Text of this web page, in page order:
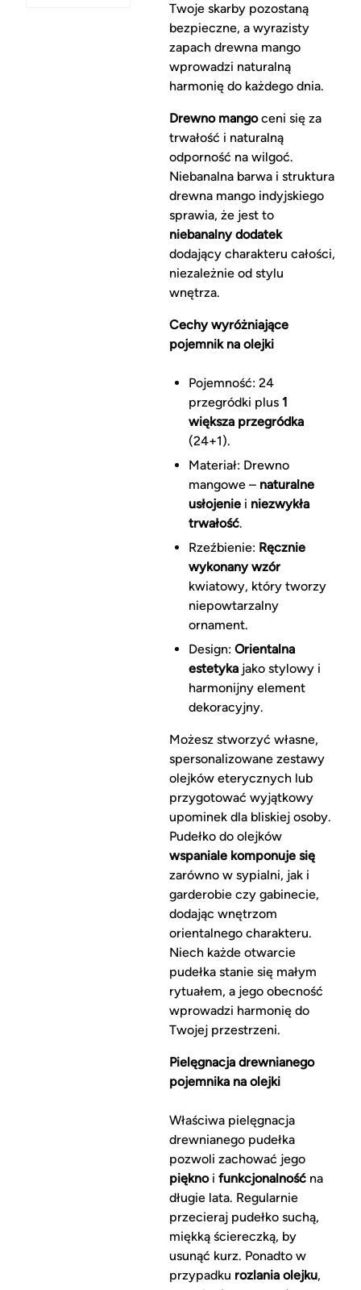
Twoje skarby pozostaną
bezpieczne, a wyrazisty
zapach drewna mango
wprowadzi naturalną
harmonię do każdego dnia.
Drewno mangoceni się za
trwałość i naturalną
odporność na wilgoć.
Niebanalna barwa i struktura
drewna mango indyjskiego
sprawia, że jest to
niebanalny dodatek
dodający charakteru całości,
niezależnie od stylu
wnętrza.
Cechy wyróżniające
pojemnik na olejki
Pojemność: 24
przegródki plus 1
większa przegródka
(24+1).
Materiał: Drewno
mangowe – naturalne
usłojeniei niezwykła
trwałość.
Rzeźbienie: Ręcznie
wykonany wzór
kwiatowy, który tworzy
niepowtarzalny
ornament.
Design: Orientalna
estetykajako stylowy i
harmonijny element
dekoracyjny.
Możesz stworzyć własne,
spersonalizowane zestawy
olejków eterycznych lub
przygotować wyjątkowy
upominek dla bliskiej osoby.
Pudełko do olejków
wspaniale komponuje się
zarówno w sypialni, jak i
garderobie czy gabinecie,
dodając wnętrzom
orientalnego charakteru.
Niech każde otwarcie
pudełka stanie się małym
rytuałem, a jego obecność
wprowadzi harmonię do
Twojej przestrzeni.
Pielęgnacja drewnianego
pojemnika na olejki
Właściwa pielęgnacja
drewnianego pudełka
pozwoli zachować jego
pięknoi funkcjonalnośćna
długie lata. Regularnie
przecieraj pudełko suchą,
miękką ściereczką, by
usunąć kurz. Ponadto w
przypadku rozlania olejku,